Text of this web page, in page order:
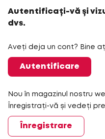
Autentificați-vă și
dvs.
Aveți deja un cont? Bine
Autentificare
Nou în magazinul nostru
Înregistrați-vă și vedeți
Înregistrare